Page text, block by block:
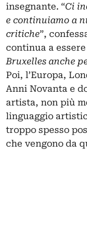
insegnante. “Ci
e continuiamo a
critiche”,
continua a
Bruxelles anche
Poi, l’Europa,
Anni Novanta e
artista, non più
linguaggio
troppo spesso
che vengono da